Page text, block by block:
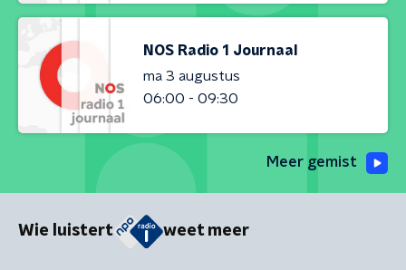
NOS Radio 1 Journaal
ma 3 augustus
06:00 - 09:30
Meer gemist
Wie luistert weet meer